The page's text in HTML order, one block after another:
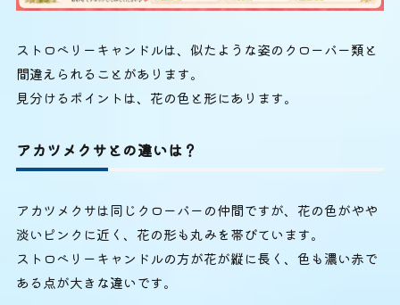
ストロベリーキャンドルは、似たような姿のクローバー類と
間違えられることがあります。
見分けるポイントは、花の色と形にあります。
アカツメクサとの違いは？
アカツメクサは同じクローバーの仲間ですが、花の色がやや
淡いピンクに近く、花の形も丸みを帯びています。
ストロベリーキャンドルの方が花が縦に長く、色も濃い赤で
ある点が大きな違いです。